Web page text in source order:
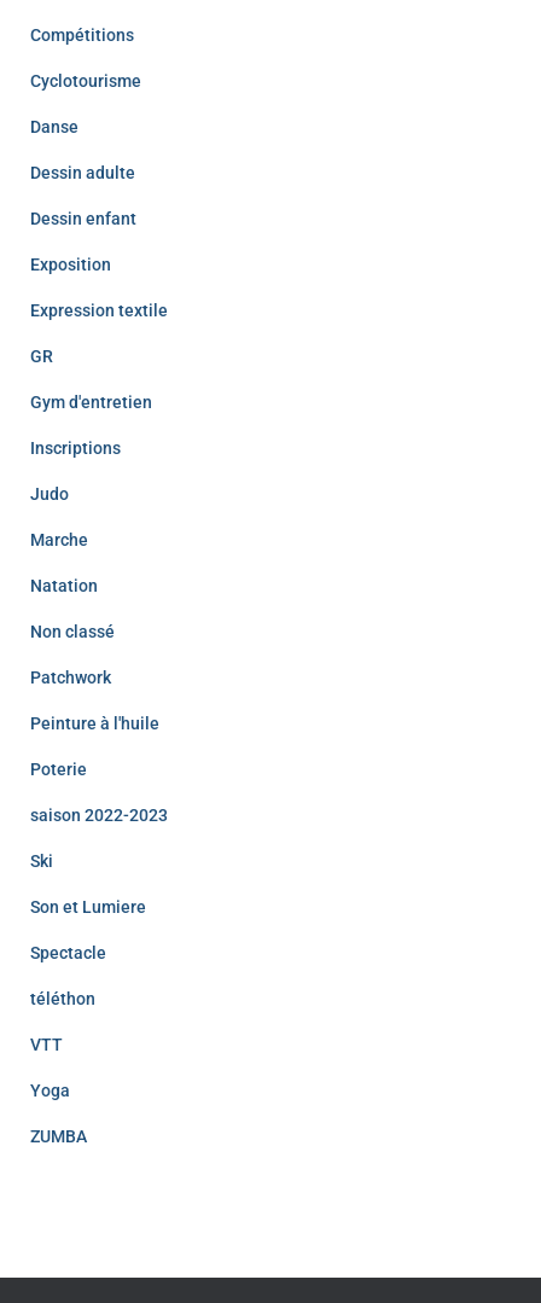
Compétitions
Cyclotourisme
Danse
Dessin adulte
Dessin enfant
Exposition
Expression textile
GR
Gym d'entretien
Inscriptions
Judo
Marche
Natation
Non classé
Patchwork
Peinture à l'huile
Poterie
saison 2022-2023
Ski
Son et Lumiere
Spectacle
téléthon
VTT
Yoga
ZUMBA